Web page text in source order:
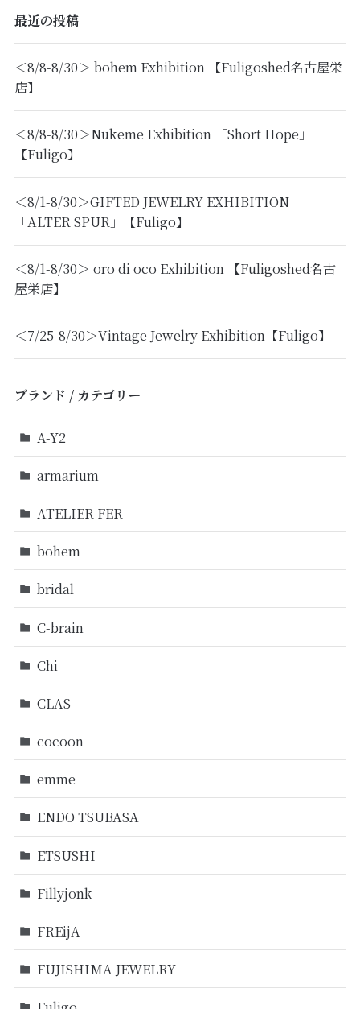
最近の投稿
＜8/8-8/30＞ bohem Exhibition 【Fuligoshed名古屋栄
店】
＜8/8-8/30＞Nukeme Exhibition 「Short Hope」
【Fuligo】
＜8/1-8/30＞GIFTED JEWELRY EXHIBITION
「ALTER SPUR」【Fuligo】
＜8/1-8/30＞ oro di oco Exhibition 【Fuligoshed名古
屋栄店】
＜7/25-8/30＞Vintage Jewelry Exhibition【Fuligo】
ブランド / カテゴリー
A-Y2
armarium
ATELIER FER
bohem
bridal
C-brain
Chi
CLAS
cocoon
emme
ENDO TSUBASA
ETSUSHI
Fillyjonk
FREijA
FUJISHIMA JEWELRY